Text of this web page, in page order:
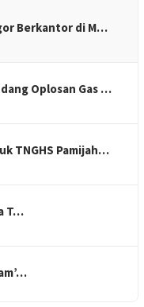
Berkantor di M…
Oplosan Gas …
TNGHS Pamijah…
T…